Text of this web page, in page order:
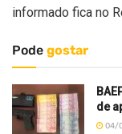
informado fica no
Pode gostar
de
04/